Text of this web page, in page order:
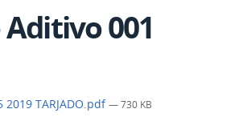
001
2019 TARJADO.pdf— 730 KB